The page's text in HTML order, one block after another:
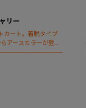
リー
カート。着脱タイプ
アースカラーが登